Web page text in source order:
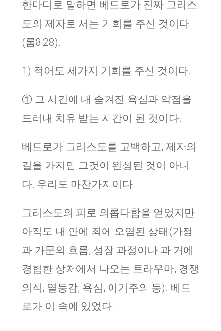
한마디로 말하면 베드로가 진짜 그리스
도의 제자로 서는 기회를 주신 것이다
(롬8:28).
1) 적어도 세가지 기회를 주신 것이다.
① 그 시간에 내 숨겨진 욕심과 약점을
드러내 치유 받는 시간이 된 것이다.
베드로가 그리스도를 고백하고, 제자의
길을 가지만 그것이 완성된 것이 아니
다. 우리도 마찬가지이다.
그리스도의 피로 의롭다함을 얻었지만
아직도 내 안에 죄에 오염된 상태(가정
과 가문의 흐름, 성장 과정이나 과 거에
경험한 상처에서 나오는 트라우마, 경쟁
의식, 열등감, 욕심, 이기주의 등). 베드
로가 이 속에 있었다.